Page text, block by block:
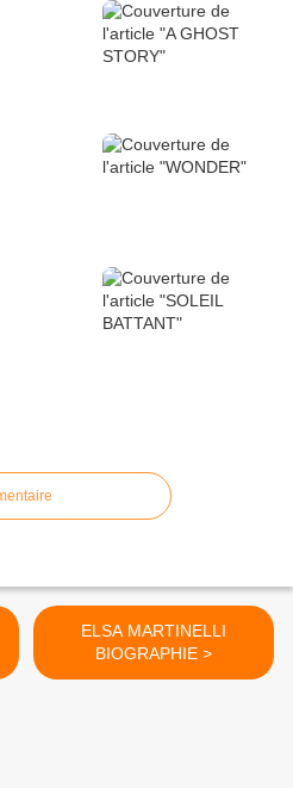
ELSA MARTINELLI
BIOGRAPHIE >